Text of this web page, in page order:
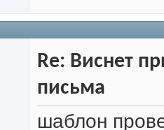
Re: Виснет
письма
шаблон